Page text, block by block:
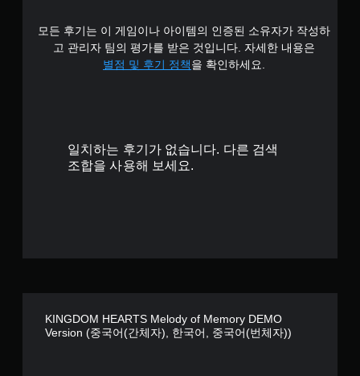
4
모든 후기는 이 게임이나 아이템의 인증된 소유자가 작성하
고 관리자 팀의 평가를 받은 것입니다. 자세한 내용은
별점 및 후기 정책을 확인하세요.
일치하는 후기가 없습니다. 다른 검색
조합을 사용해 보세요.
KINGDOM HEARTS Melody of Memory DEMO
Version (중국어(간체자), 한국어, 중국어(번체자))